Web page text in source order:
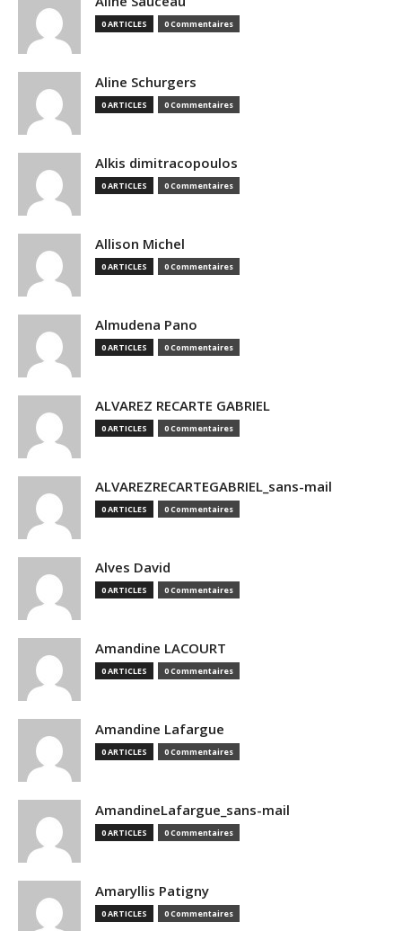
0 ARTICLES 0 Commentaires
Aline Schurgers
0 ARTICLES 0 Commentaires
Alkis dimitracopoulos
0 ARTICLES 0 Commentaires
Allison Michel
0 ARTICLES 0 Commentaires
Almudena Pano
0 ARTICLES 0 Commentaires
ALVAREZ RECARTE GABRIEL
0 ARTICLES 0 Commentaires
ALVAREZRECARTEGABRIEL_sans-mail
0 ARTICLES 0 Commentaires
Alves David
0 ARTICLES 0 Commentaires
Amandine LACOURT
0 ARTICLES 0 Commentaires
Amandine Lafargue
0 ARTICLES 0 Commentaires
AmandineLafargue_sans-mail
0 ARTICLES 0 Commentaires
Amaryllis Patigny
0 ARTICLES 0 Commentaires